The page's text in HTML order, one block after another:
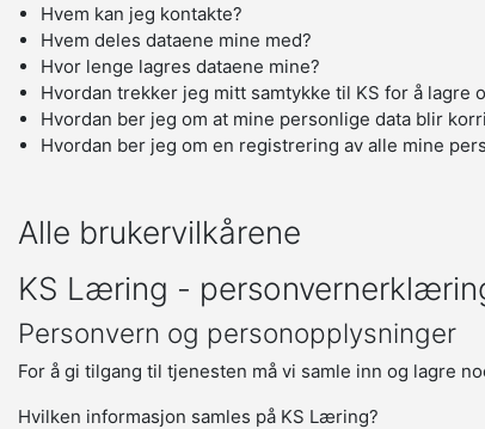
Hvem kan jeg kontakte?
Hvem deles dataene mine med?
Hvor lenge lagres dataene mine?
Hvordan trekker jeg mitt samtykke til KS for å lagre
Hvordan ber jeg om at mine personlige data blir
Hvordan ber jeg om en registrering av alle mine
Alle brukervilkårene
KS Læring -
Personvern og personopplysninger
For å gi tilgang til tjenesten må vi samle inn og lagre
Hvilken informasjon samles på KS Læring?